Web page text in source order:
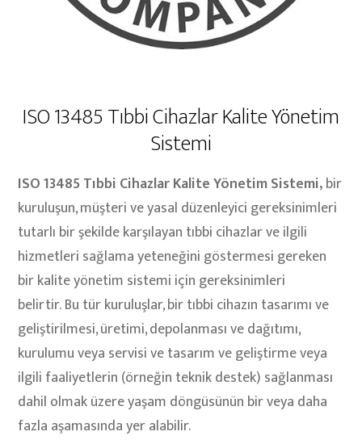
ISO 13485 Tıbbi Cihazlar Kalite Yönetim
Sistemi
ISO 13485 Tıbbi Cihazlar Kalite Yönetim Sistemi,bir
kuruluşun, müşteri ve yasal düzenleyici gereksinimleri
tutarlı bir şekilde karşılayan tıbbi cihazlar ve ilgili
hizmetleri sağlama yeteneğini göstermesi gereken
bir kalite yönetim sistemi için gereksinimleri
belirtir. Bu tür kuruluşlar, bir tıbbi cihazın tasarımı ve
geliştirilmesi, üretimi, depolanması ve dağıtımı,
kurulumu veya servisi ve tasarım ve geliştirme veya
ilgili faaliyetlerin (örneğin teknik destek) sağlanması
dahil olmak üzere yaşam döngüsünün bir veya daha
fazla aşamasında yer alabilir.